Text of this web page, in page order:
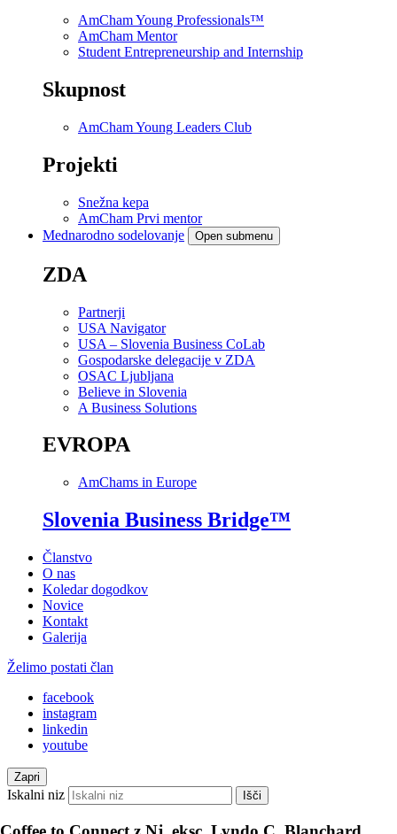
AmCham Young Professionals™
AmCham Mentor
Student Entrepreneurship and Internship
Skupnost
AmCham Young Leaders Club
Projekti
Snežna kepa
AmCham Prvi mentor
Mednarodno sodelovanje
Open submenu
ZDA
Partnerji
USA Navigator
USA – Slovenia Business CoLab
Gospodarske delegacije v ZDA
OSAC Ljubljana
Believe in Slovenia
A Business Solutions
EVROPA
AmChams in Europe
Slovenia Business Bridge™
Članstvo
O nas
Koledar dogodkov
Novice
Kontakt
Galerija
Želimo postati član
facebook
instagram
linkedin
youtube
Zapri
Iskalni niz Išči